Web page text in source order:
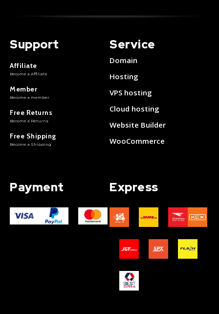
Support
Affiliate
Become a Affiliate
Member
Become a member
Free Returns
Become a Returns
Free Shipping
Become a Shipping
Service
Domain
Hosting
VPS hosting
Cloud hosting
Website Builder
WooCommerce
Payment Express